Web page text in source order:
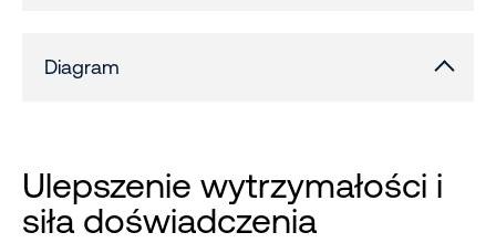
Diagram
Ulepszenie wytrzymałości i
siła doświadczenia